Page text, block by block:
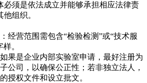
必须是依法成立并能够承担相应法律责
组织。
：经营范围需包含“检验检测”或“技术服
。
如果是企业内部实验室申请，最好注册为
公司，以确保公正性；若非独立法人，
授权文件和设立批文。